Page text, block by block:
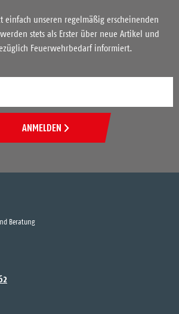
einfach unseren regelmäßig erscheinenden
stets als Erster über neue Artikel und
Feuerwehrbedarf informiert.
ANMELDEN
Beratung